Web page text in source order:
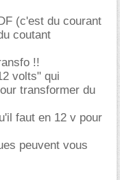
(c'est du courant
coutant
!!
volts" qui
transformer du
faut en 12 v pour
peuvent vous